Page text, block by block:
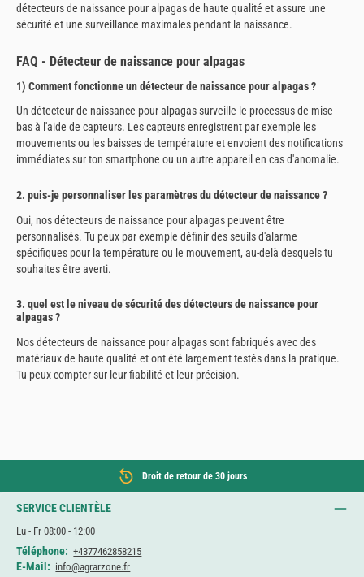
détecteurs de naissance pour alpagas de haute qualité et assure une
sécurité et une surveillance maximales pendant la naissance.
FAQ - Détecteur de naissance pour alpagas
1) Comment fonctionne un détecteur de naissance pour alpagas ?
Un détecteur de naissance pour alpagas surveille le processus de mise
bas à l'aide de capteurs. Les capteurs enregistrent par exemple les
mouvements ou les baisses de température et envoient des notifications
immédiates sur ton smartphone ou un autre appareil en cas d'anomalie.
2. puis-je personnaliser les paramètres du détecteur de naissance ?
Oui, nos détecteurs de naissance pour alpagas peuvent être
personnalisés. Tu peux par exemple définir des seuils d'alarme
spécifiques pour la température ou le mouvement, au-delà desquels tu
souhaites être averti.
3. quel est le niveau de sécurité des détecteurs de naissance pour
alpagas ?
Nos détecteurs de naissance pour alpagas sont fabriqués avec des
matériaux de haute qualité et ont été largement testés dans la pratique.
Tu peux compter sur leur fiabilité et leur précision.
Droit de retour de 30 jours
SERVICE CLIENTÈLE
Lu - Fr 08:00 - 12:00
Téléphone: +4377462858215
E-Mail: info@agrarzone.fr